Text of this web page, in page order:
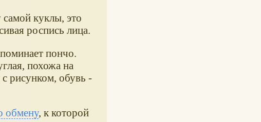
самой куклы, это
роспись лица.
пончо.
похожа на
рисунком, обувь -
обмену, к которой